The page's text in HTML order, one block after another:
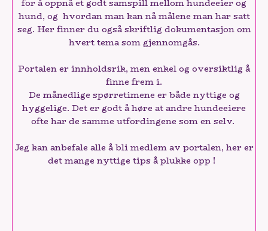
for å oppnå et godt samspill mellom hundeeier og
hund, og hvordan man kan nå målene man har satt
seg. Her finner du også skriftlig dokumentasjon om
hvert tema som gjennomgås.
Portalen er innholdsrik, men enkel og oversiktlig å
finne frem i.
De månedlige spørretimene er både nyttige og
hyggelige. Det er godt å høre at andre hundeeiere
ofte har de samme utfordingene som en selv.
Jeg kan anbefale alle å bli medlem av portalen, her er
det mange nyttige tips å plukke opp !